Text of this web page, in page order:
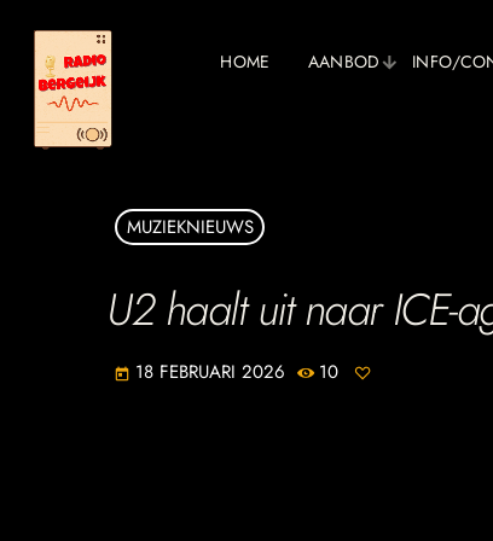
HOME AANBOD INFO/
MUZIEKNIEUWS
U2 haalt uit naar ICE-
today 18 FEBRUARI 2026 10